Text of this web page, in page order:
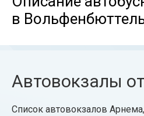
в
Автовокзалы
Список автовокзалов